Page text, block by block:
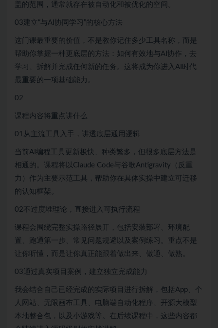
盖的范围，通常就存在被自动化和被优化的空间。
03建立“与AI协同学习”的核心方法
这门课最重要的价值，不是教你记住多少工具名称，而是
帮助你掌握一种更底层的方法：如何有效地与AI协作，去
学习、拆解并完成任何新的任务。这将成为你进入AI时代
最重要的一项基础能力。
02
课程内容将重点讲什么
01从主流工具入手，讲透底层通用逻辑
当前AI编程工具更新极快、种类繁多，但很多底层方法是
相通的。课程将以Claude Code与谷歌Antigravity（反重
力）作为主要示范工具，帮助你在具体实操中建立可迁移
的认知框架。
02不过度堆理论，直接进入可执行流程
课程会围绕完整实操路径展开，包括安装部署、环境配
置、跑通第一步、常见问题规避以及案例练习。重点不是
让你听懂，而是让你真正能跟着做出来、做通、做熟。
03通过真实项目案例，建立独立完成能力
我会结合自己已经完成的实际项目进行拆解，包括App、个
人网站、无限画布工具、电脑端自动化程序、开源大模型
本地整合包，以及小游戏等。在后续课程中，这些内容都